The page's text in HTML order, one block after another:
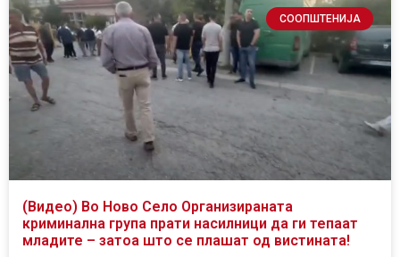
СООПШТЕНИЈА
(Видео) Во Ново Село Организираната
криминална група прати насилници да ги тепаат
младите – затоа што се плашат од вистината!